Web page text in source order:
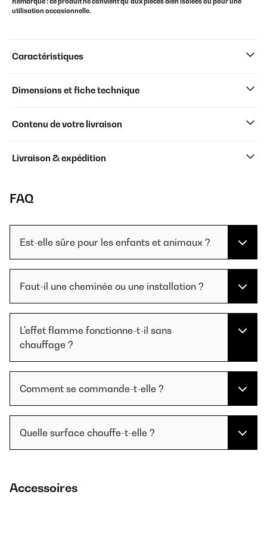
utilisation occasionnelle.
Caractéristiques
Dimensions et fiche technique
Contenu de votre livraison
Livraison & expédition
FAQ
Est-elle sûre pour les enfants et animaux ?
Faut-il une cheminée ou une installation ?
L'effet flamme fonctionne-t-il sans
chauffage ?
Comment se commande-t-elle ?
Quelle surface chauffe-t-elle ?
Accessoires